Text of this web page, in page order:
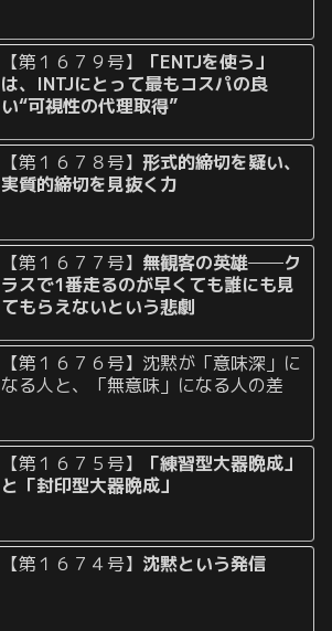
【第１６７９号】
「ENTJを使う」
は、INTJにとって最もコスパの良
い“可視性の代理取得”
【第１６７８号】形式的締切を疑い、
実質的締切を見抜く力
【第１６７７号】 無観客の英雄──ク
ラスで1番走るのが早くても誰にも見
てもらえないという悲劇
【第１６７６号】沈黙が「意味深」に
なる人と、「無意味」になる人の差
【第１６７５号】
「練習型大器晩成」
と「封印型大器晩成」
【第１６７４号】 沈黙という発信